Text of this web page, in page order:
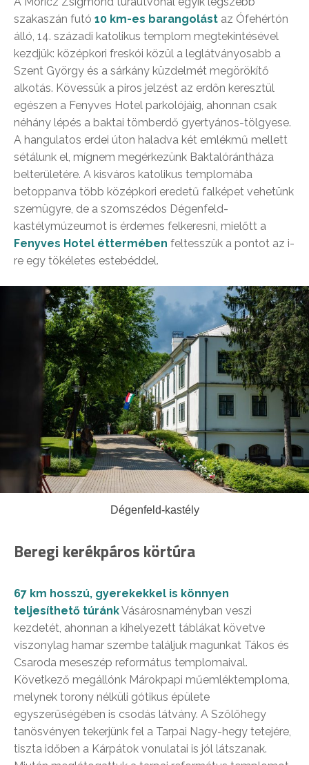
szakaszán futó 10 km-es barangolást az Ófehértón
álló, 14. századi katolikus templom megtekintésével
kezdjük: középkori freskói közül a leglátványosabb a
Szent György és a sárkány küzdelmét megörökítő
alkotás. Kövessük a piros jelzést az erdőn keresztül
egészen a Fenyves Hotel parkolójáig, ahonnan csak
néhány lépés a baktai tömberdő gyertyános-tölgyese.
A hangulatos erdei úton haladva két emlékmű mellett
sétálunk el, mígnem megérkezünk Baktalórántháza
belterületére. A kisváros katolikus templomába
betoppanva több középkori eredetű falképet vehetünk
szemügyre, de a szomszédos Dégenfeld-
kastélymúzeumot is érdemes felkeresni, mielőtt a
Fenyves Hotel éttermében feltesszük a pontot az i-
re egy tökéletes estebéddel.
Dégenfeld-kastély
Beregi kerékpáros körtúra
67 km hosszú, gyerekekkel is könnyen
teljesíthető túránkVásárosnaményban veszi
kezdetét, ahonnan a kihelyezett táblákat követve
viszonylag hamar szembe találjuk magunkat Tákos és
Csaroda meseszép református templomaival.
Következő megállónk Márokpapi műemléktemploma,
melynek torony nélküli gótikus épülete
egyszerűségében is csodás látvány. A Szőlőhegy
tanösvényen tekerjünk fel a Tarpai Nagy-hegy tetejére,
tiszta időben a Kárpátok vonulatai is jól látszanak.